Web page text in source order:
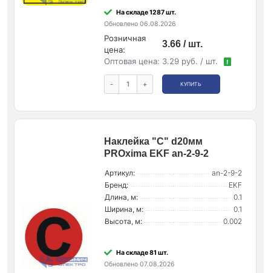
На складе 1287 шт.
Обновлено 06.08.2026
Розничная
цена:
3.66 / шт.
Оптовая цена: 3.29 руб. / шт. !
- + КУПИТЬ
Наклейка "C" d20мм
PROxima EKF an-2-9-2
Артикул:
an-2-9-2
Бренд:
EKF
Длина, м:
0.1
Ширина, м:
0.1
Высота, м:
0.002
На складе 81 шт.
Обновлено 07.08.2026